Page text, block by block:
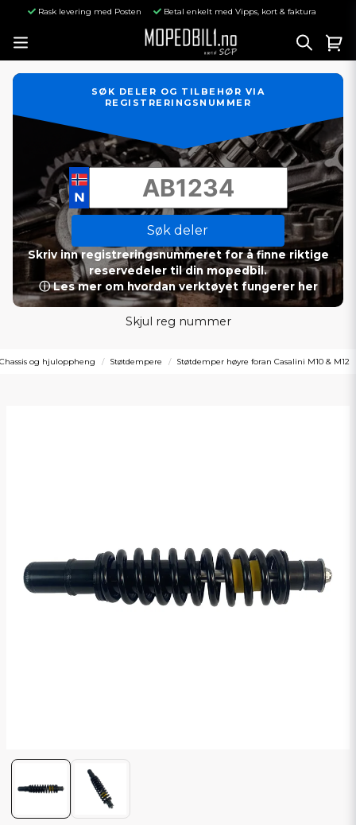
Rask levering med Posten Betal enkelt med Vipps, kort & faktura
SØK DELER OG TILBEHØR VIA
REGISTRERINGSNUMMER
Søk deler
Skriv inn registreringsnummeret for å finne riktige
reservedeler til din mopedbil.
ⓘ Les mer om hvordan verktøyet fungerer her
Skjul reg nummer
Chassis og hjuloppheng Støtdempere Støtdemper høyre foran Casalini M10 & M12